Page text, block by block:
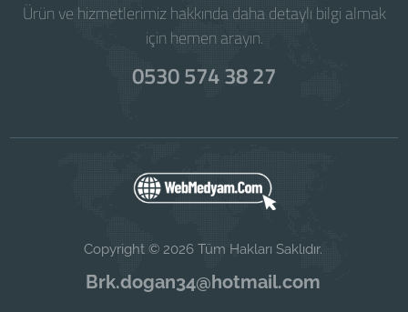
Ürün ve hizmetlerimiz hakkında daha detaylı bilgi almak
için hemen arayın.
0530 574 38 27
Copyright © 2026 Tüm Hakları Saklıdır.
Brk.dogan34@hotmail.com